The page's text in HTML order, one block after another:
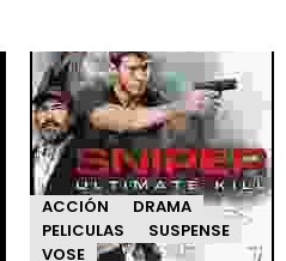
ACCIÓN
DRAMA
PELICULAS
SUSPENSE
VOSE